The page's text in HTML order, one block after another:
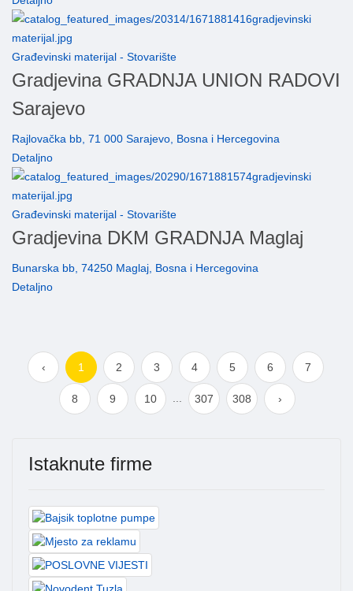
Građevinski materijal - Stovarište
Gradjevina GRADNJA UNION RADOVI
Sarajevo
Rajlovačka bb, 71 000 Sarajevo, Bosna i Hercegovina
Detaljno
Građevinski materijal - Stovarište
Gradjevina DKM GRADNJA Maglaj
Bunarska bb, 74250 Maglaj, Bosna i Hercegovina
Detaljno
‹ 1 2 3 4 5 6 7
8 9 10 ... 307 308 ›
Istaknute firme